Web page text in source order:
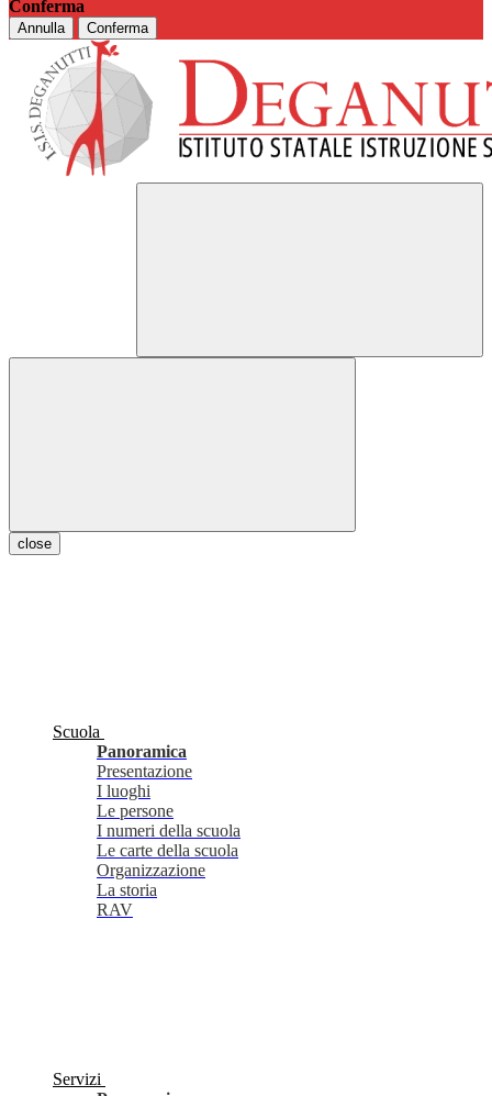
Conferma
Annulla Conferma
close
Scuola
Panoramica
Presentazione
I luoghi
Le persone
I numeri della scuola
Le carte della scuola
Organizzazione
La storia
RAV
Servizi